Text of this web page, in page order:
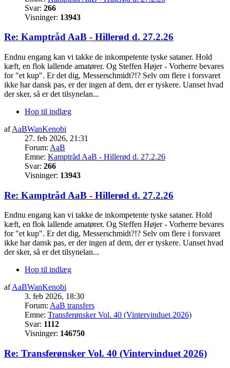
Svar: 266
Visninger: 13943
Re: Kamptråd AaB - Hillerød d. 27.2.26
Endnu engang kan vi takke de inkompetente tyske sataner. Hold
kæft, en flok lallende amatører. Og Steffen Højer - Vorherre bevares
for "et kup". Er det dig, Messerschmidt?!? Selv om flere i forsvaret
ikke har dansk pas, er der ingen af dem, der er tyskere. Uanset hvad
der sker, så er det tilsynelan...
Hop til indlæg
afAaBWanKenobi
27. feb 2026, 21:31
Forum: AaB
Emne: Kamptråd AaB - Hillerød d. 27.2.26
Svar: 266
Visninger: 13943
Re: Kamptråd AaB - Hillerød d. 27.2.26
Endnu engang kan vi takke de inkompetente tyske sataner. Hold
kæft, en flok lallende amatører. Og Steffen Højer - Vorherre bevares
for "et kup". Er det dig, Messerschmidt?!? Selv om flere i forsvaret
ikke har dansk pas, er der ingen af dem, der er tyskere. Uanset hvad
der sker, så er det tilsynelan...
Hop til indlæg
afAaBWanKenobi
3. feb 2026, 18:30
Forum: AaB transfers
Emne: Transferønsker Vol. 40 (Vintervinduet 2026)
Svar: 1112
Visninger: 146750
Re: Transferønsker Vol. 40 (Vintervinduet 2026)